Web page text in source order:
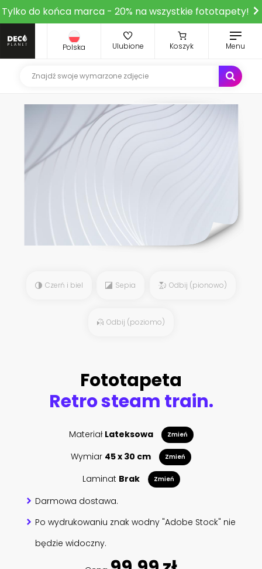
Tylko do końca marca - 20% na wszystkie fototapety!
Polska Ulubione Koszyk Menu
Czerń i biel Sepia Odbij (pionowo)
Odbij (poziomo)
Fototapeta
Retro steam train.
Materiał Lateksowa Zmień
Wymiar 45 x 30 cm Zmień
Laminat Brak Zmień
Darmowa dostawa.
Po wydrukowaniu znak wodny "Adobe Stock" nie
będzie widoczny.